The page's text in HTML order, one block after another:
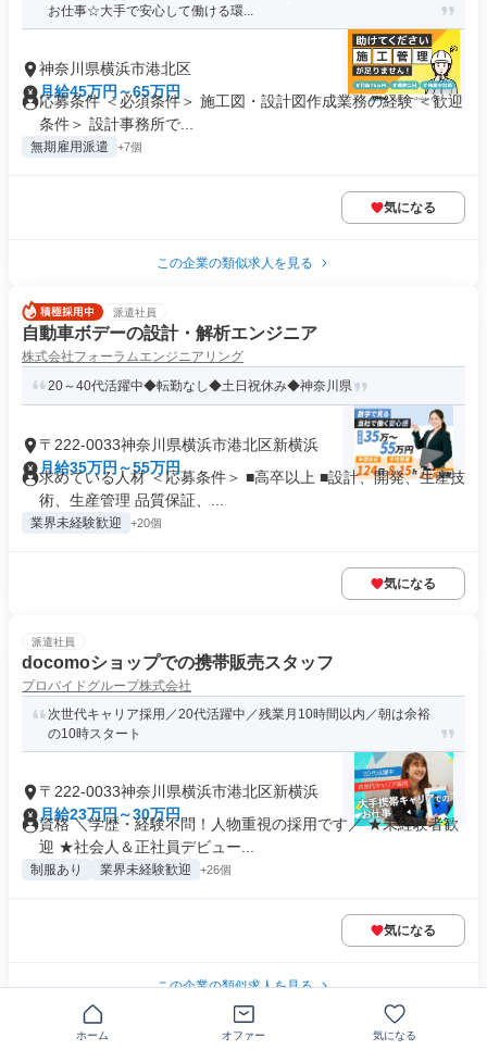
お仕事☆大手で安心して働ける環...
神奈川県横浜市港北区
月給45万円～65万円
応募条件 ＜必須条件＞ 施工図・設計図作成業務の経験 ＜歓迎
条件＞ 設計事務所で...
無期雇用派遣 +7個
気になる
この企業の類似求人を見る
派遣社員
自動車ボデーの設計・解析エンジニア
株式会社フォーラムエンジニアリング
20～40代活躍中◆転勤なし◆土日祝休み◆神奈川県
〒222-0033神奈川県横浜市港北区新横浜
月給35万円～55万円
求めている人材 ＜応募条件＞ ■高卒以上 ■設計、開発、生産技
術、生産管理 品質保証、...
業界未経験歓迎 +20個
気になる
派遣社員
docomoショップでの携帯販売スタッフ
プロバイドグループ株式会社
次世代キャリア採用／20代活躍中／残業月10時間以内／朝は余裕
の10時スタート
〒222-0033神奈川県横浜市港北区新横浜
月給23万円～30万円
資格 ＼学歴・経験不問！人物重視の採用です／ ★未経験者歓
迎 ★社会人＆正社員デビュー...
制服あり 業界未経験歓迎 +26個
気になる
この企業の類似求人を見る
ホーム オファー 気になる